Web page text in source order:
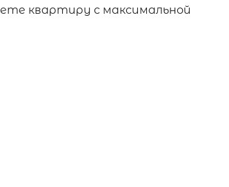
квартиру с максимальной